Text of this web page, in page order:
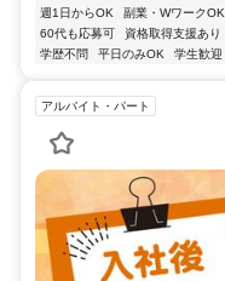
週1日からOK
副業・WワークOK
60代も応募可
資格取得支援あり
学歴不問
平日のみOK 学生歓迎
アルバイト・パート